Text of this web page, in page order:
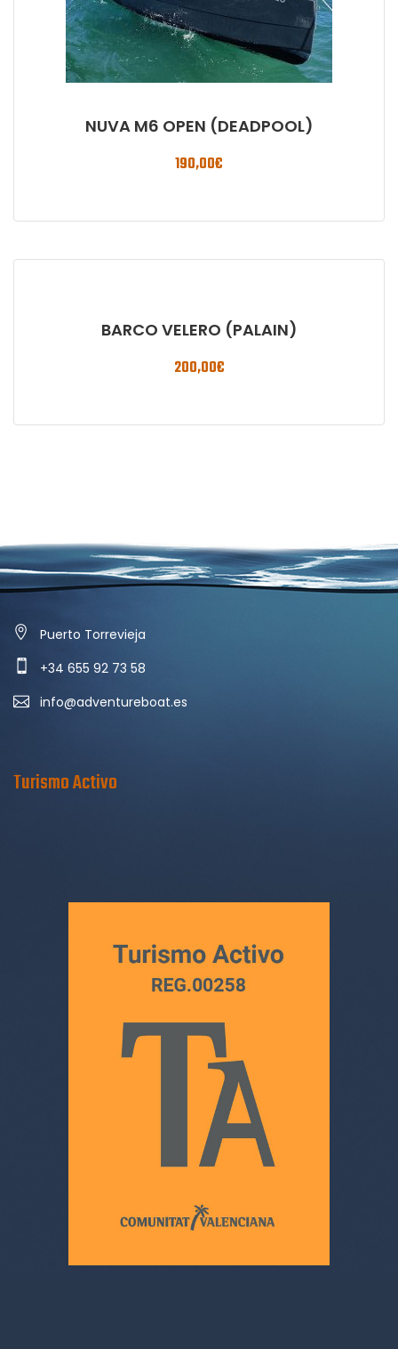
NUVA M6 OPEN (DEADPOOL)
190,00€
BARCO VELERO (PALAIN)
200,00€
Puerto Torrevieja
+34 655 92 73 58
info@adventureboat.es
Turismo Activo